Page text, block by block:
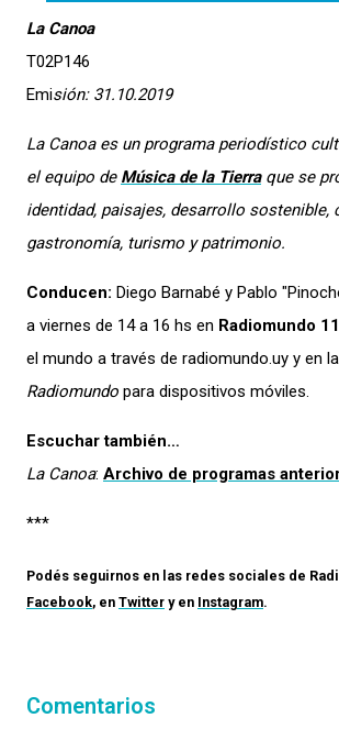
La Canoa
T02P146
Emisión: 31.10.2019
La Canoaes un programa periodístico
el equipo de Música de la Tierraque se
identidad, paisajes, desarrollo sostenible,
gastronomía, turismo y patrimonio.
Conducen: Diego Barnabé y Pablo
a viernes de 14 a 16 hs en Radiomundo
el mundo a través de radiomundo.uy y en
Radiomundo para dispositivos móviles.
Escuchar también…
La Canoa: Archivo de programas
***
Podés seguirnos en las redes sociales de
Facebook, en Twitter y en Instagram.
Comentarios